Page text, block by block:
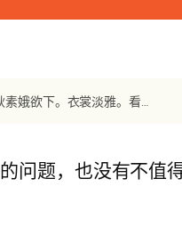
【宋词】《解语花》 周邦彦：风销焰蜡，露烘炉。花市光相射。桂华流瓦。纤云散，耿耿素娥欲下。衣裳淡雅。看楚女、纤腰一把。箫鼓喧，人影参差，满路飘香麝。
问题，也没有不值